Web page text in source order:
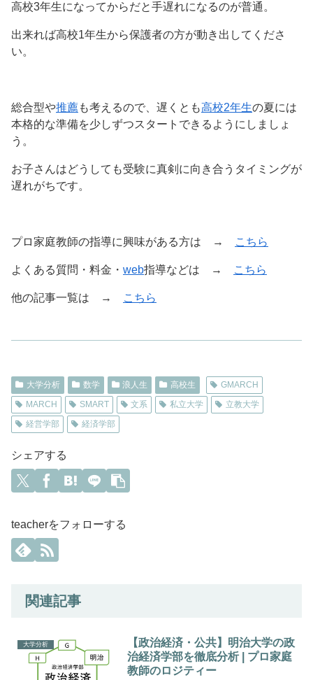
高校3年生になってからだと手遅れになるのが普通。
出来れば高校1年生から保護者の方が動き出してくださ
い。
総合型や推薦も考えるので、遅くとも高校2年生の夏には
本格的な準備を少しずつスタートできるようにしましょ
う。
お子さんはどうしても受験に真剣に向き合うタイミングが
遅れがちです。
プロ家庭教師の指導に興味がある方は → こちら
よくある質問・料金・ web指導などは → こちら
他の記事一覧は → こちら
大学分析 数学 浪人生 高校生
GMARCH
MARCH
SMART 文系 私立大学
立教大学
経営学部
経済学部
シェアする
teacherをフォローする
関連記事
大学分析
【政治経済・公共】明治大学の政
治経済学部を徹底分析 | プロ家庭
教師のロジティー